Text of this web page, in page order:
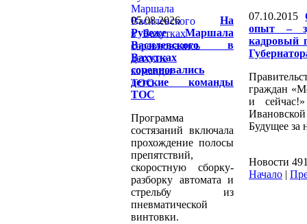
05.08.2026
На
Рубеже Маршала
Василевского в
Вахутках
соревновались
детские команды
ТОС
Программа
состязаний включала
прохождение полосы
препятствий,
скоростную сборку-
разборку автомата и
стрельбу из
пневматической
винтовки.
07.10.2015
опыт –
кадровый
граждан
и
Будущее за
Новости
Начало |